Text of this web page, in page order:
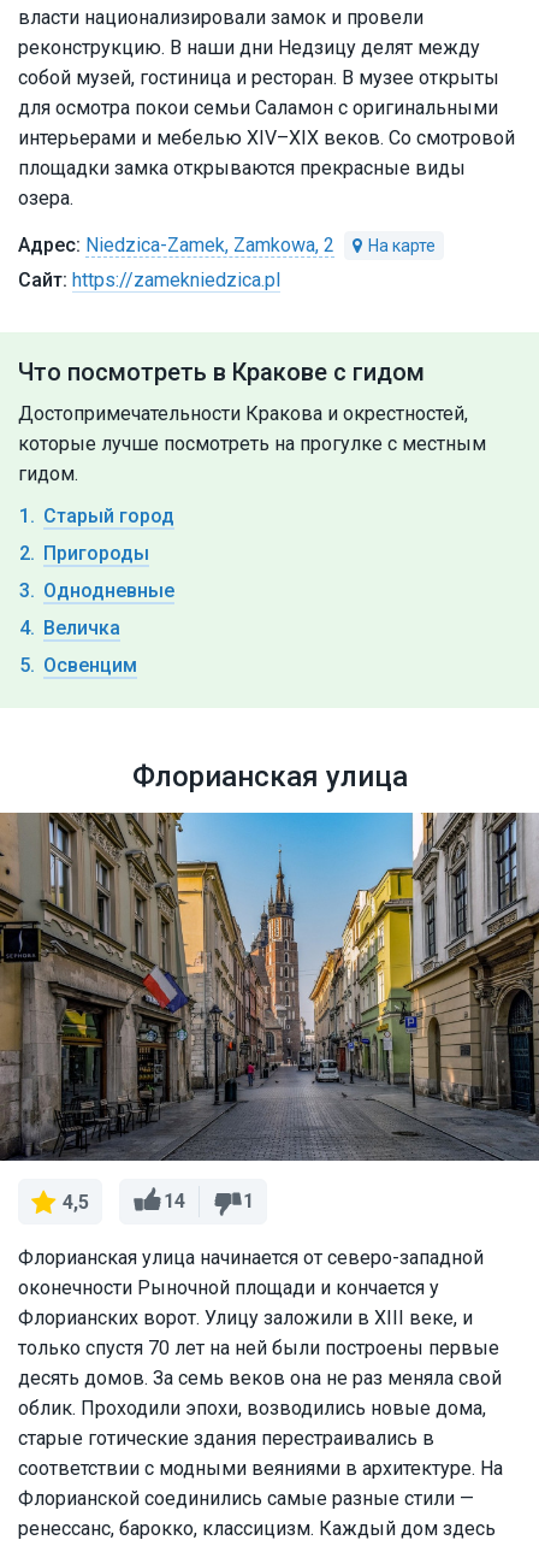
власти национализировали замок и провели
реконструкцию. В наши дни Недзицу делят между
собой музей, гостиница и ресторан. В музее открыты
для осмотра покои семьи Саламон с оригинальными
интерьерами и мебелью XIV–XIX веков. Со смотровой
площадки замка открываются прекрасные виды
озера.
Niedzica-Zamek, Zamkowa, 2
https://zamekniedzica.pl
Что посмотреть в Кракове с гидом
Достопримечательности Кракова и окрестностей,
которые лучше посмотреть на прогулке с местным
гидом.
Старый город
Пригороды
Однодневные
Величка
Освенцим
Флорианская улица
4,5 14 1
Флорианская улица начинается от северо-западной
оконечности Рыночной площади и кончается у
Флорианских ворот. Улицу заложили в XIII веке, и
только спустя 70 лет на ней были построены первые
десять домов. За семь веков она не раз меняла свой
облик. Проходили эпохи, возводились новые дома,
старые готические здания перестраивались в
соответствии с модными веяниями в архитектуре. На
Флорианской соединились самые разные стили —
ренессанс, барокко, классицизм. Каждый дом здесь